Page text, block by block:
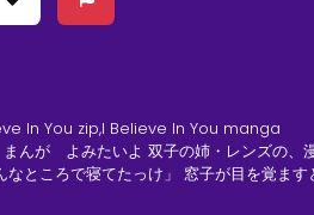
In You zip,I Believe In You manga
が よみたいよ 双子の姉・レンズの、漫
ところで寝てたっけ」 窓子が目を覚ます
らない状況で、新たな仲間と出会いながら